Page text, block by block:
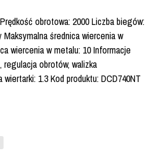
obrotowa: 2000 Liczba biegów:
średnica wiercenia w
wiercenia w metalu: 10 Informacje
obrotów, walizka
1.3 Kod produktu: DCD740NT